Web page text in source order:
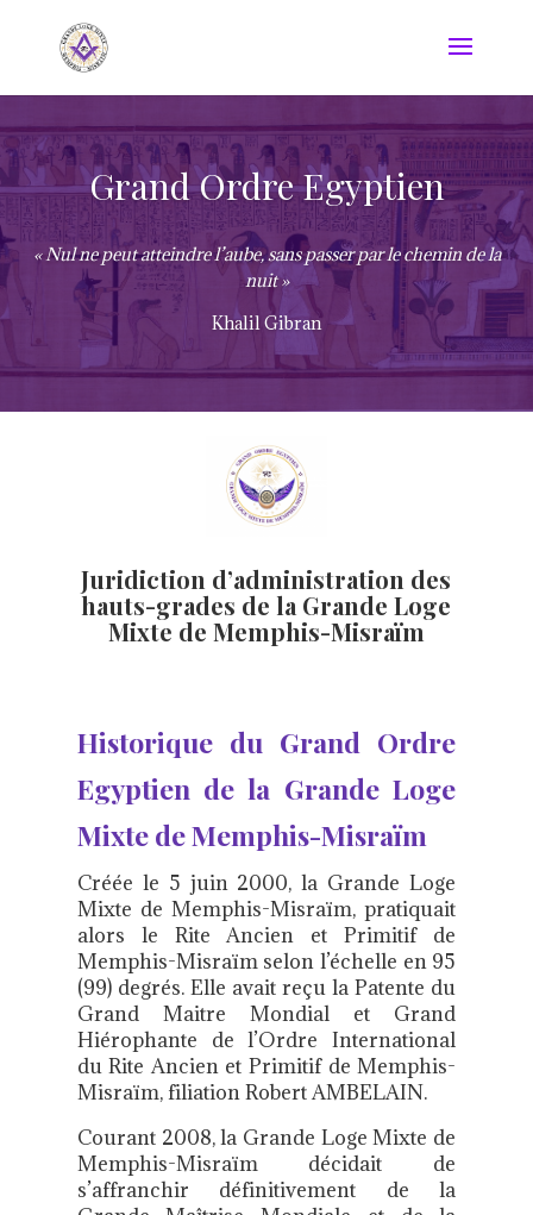
Grand Ordre Egyptien
« Nul ne peut atteindre l’aube, sans passer par le chemin de la
nuit »
Khalil Gibran
Juridiction d’administration des
hauts-grades de la Grande Loge
Mixte de Memphis-Misraïm
Historique du Grand Ordre
Egyptien de la Grande Loge
Mixte de Memphis-Misraïm
Créée le 5 juin 2000, la Grande Loge
Mixte de Memphis-Misraïm, pratiquait
alors le Rite Ancien et Primitif de
Memphis-Misraïm selon l’échelle en 95
(99) degrés. Elle avait reçu la Patente du
Grand Maitre Mondial et Grand
Hiérophante de l’Ordre International
du Rite Ancien et Primitif de Memphis-
Misraïm, filiation Robert AMBELAIN.
Courant 2008, la Grande Loge Mixte de
Memphis-Misraïm décidait de
s’affranchir définitivement de la